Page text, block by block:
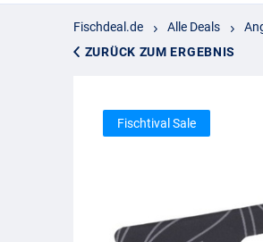
Fischdeal.de Alle Deals
ZURÜCK ZUM ERGEBNIS
Fischtival Sale